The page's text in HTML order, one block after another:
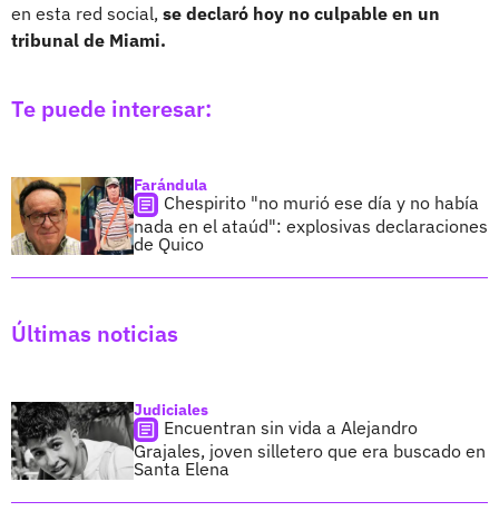
en esta red social, se declaró hoy no culpable en un
tribunal de Miami.
Te puede interesar:
Farándula
Chespirito "no murió ese día y no había
nada en el ataúd": explosivas declaraciones
de Quico
Últimas noticias
Judiciales
Encuentran sin vida a Alejandro
Grajales, joven silletero que era buscado en
Santa Elena